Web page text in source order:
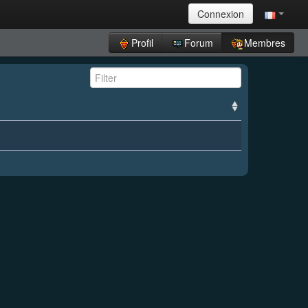
Connexion
Profil Forum Membres